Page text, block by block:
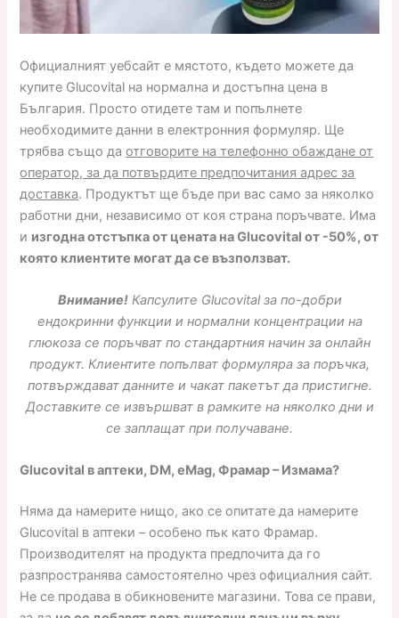
Официалният уебсайт е мястото, където можете да
купите Glucovital на нормална и достъпна цена в
България. Просто отидете там и попълнете
необходимите данни в електронния формуляр. Ще
трябва също даотговорите на телефонно обаждане от
оператор, за да потвърдите предпочитания адрес за
доставка. Продуктът ще бъде при вас само за няколко
работни дни, независимо от коя страна поръчвате. Има
и изгодна отстъпка от цената на Glucovital от -50%, от
която клиентите могат да се възползват.
Внимание! Капсулите Glucovital за по-добри
ендокринни функции и нормални концентрации на
глюкоза се поръчват по стандартния начин за онлайн
продукт. Клиентите попълват формуляра за поръчка,
потвърждават данните и чакат пакетът да пристигне.
Доставките се извършват в рамките на няколко дни и
се заплащат при получаване.
Glucovital в аптеки, DM, eMag, Фрамар – Измама?
Няма да намерите нищо, ако се опитате да намерите
Glucovital в аптеки – особено пък като Фрамар.
Производителят на продукта предпочита да го
разпространява самостоятелно чрез официалния сайт.
Не се продава в обикновените магазини. Това се прави,